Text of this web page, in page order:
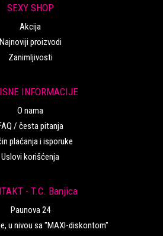
SEXY SHOP
Akcija
Najnoviji proizvodi
Zanimljivosti
INFORMACIJE
O nama
/ česta pitanja
plaćanja i isporuke
Uslovi korišćenja
- T.C. Banjica
Paunova 24
u nivou sa "MAXI-diskontom"